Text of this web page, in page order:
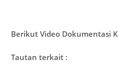
Berikut Video Dokumentasi
Tautan terkait :